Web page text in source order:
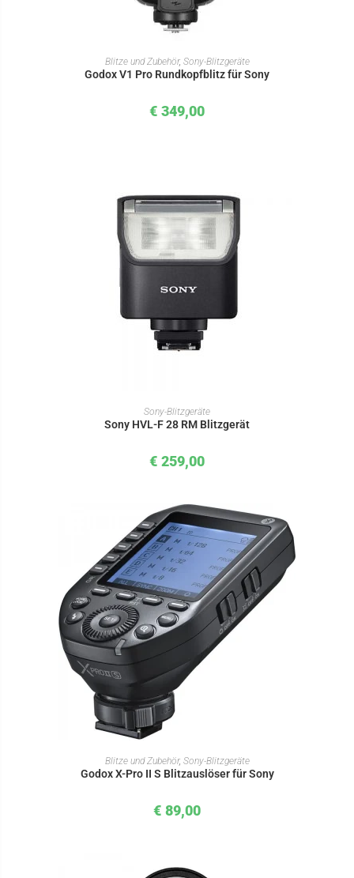
IN DEN WARENKORB
Blitze und Zubehör, Sony-Blitzgeräte
Godox V1 Pro Rundkopfblitz für Sony
€ 349,00
IN DEN WARENKORB
Sony-Blitzgeräte
Sony HVL-F 28 RM Blitzgerät
€ 259,00
IN DEN WARENKORB
Blitze und Zubehör, Sony-Blitzgeräte
Godox X-Pro II S Blitzauslöser für Sony
€ 89,00